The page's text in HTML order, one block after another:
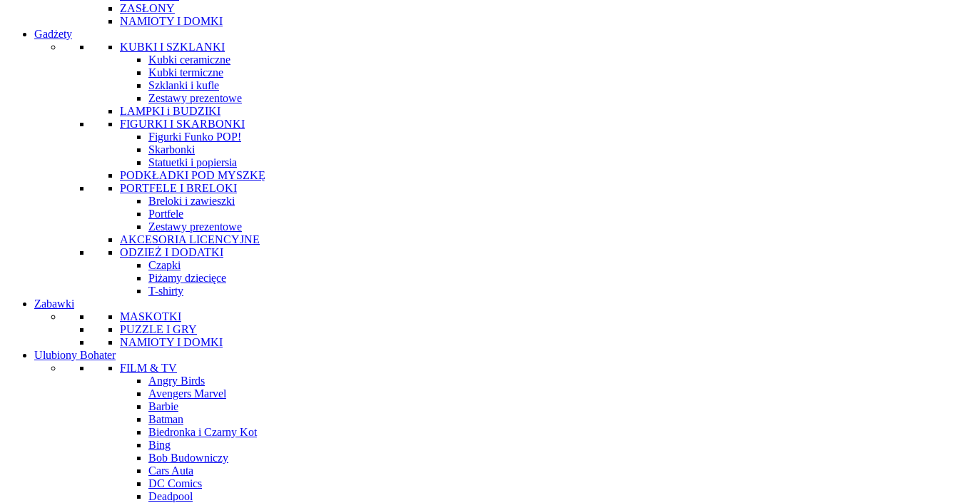
ZASŁONY
NAMIOTY I DOMKI
Gadżety
KUBKI I SZKLANKI
Kubki ceramiczne
Kubki termiczne
Szklanki i kufle
Zestawy prezentowe
LAMPKI i BUDZIKI
FIGURKI I SKARBONKI
Figurki Funko POP!
Skarbonki
Statuetki i popiersia
PODKŁADKI POD MYSZKĘ
PORTFELE I BRELOKI
Breloki i zawieszki
Portfele
Zestawy prezentowe
AKCESORIA LICENCYJNE
ODZIEŻ I DODATKI
Czapki
Piżamy dziecięce
T-shirty
Zabawki
MASKOTKI
PUZZLE I GRY
NAMIOTY I DOMKI
Ulubiony Bohater
FILM & TV
Angry Birds
Avengers Marvel
Barbie
Batman
Biedronka i Czarny Kot
Bing
Bob Budowniczy
Cars Auta
DC Comics
Deadpool